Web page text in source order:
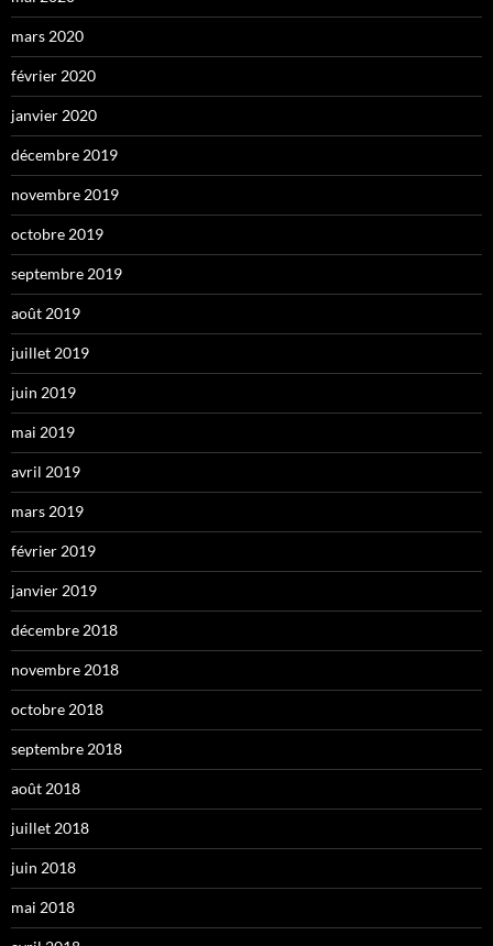
mars 2020
février 2020
janvier 2020
décembre 2019
novembre 2019
octobre 2019
septembre 2019
août 2019
juillet 2019
juin 2019
mai 2019
avril 2019
mars 2019
février 2019
janvier 2019
décembre 2018
novembre 2018
octobre 2018
septembre 2018
août 2018
juillet 2018
juin 2018
mai 2018